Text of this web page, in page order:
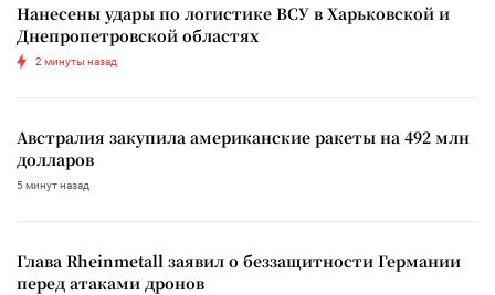
Нанесены удары по логистике ВСУ в Харьковской и
Днепропетровской областях
2 минуты назад
Австралия закупила американские ракеты на 492 млн
долларов
5 минут назад
Глава Rheinmetall заявил о беззащитности Германии
перед атаками дронов